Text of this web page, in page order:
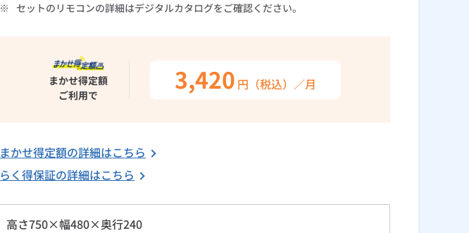
※ セットのリモコンの詳細はデジタルカタログをご確認ください。
まかせ得定額
ご利用で
3,420 円（税込）／月
まかせ得定額の詳細はこちら
らく得保証の詳細はこちら
高さ750×幅480×奥行240